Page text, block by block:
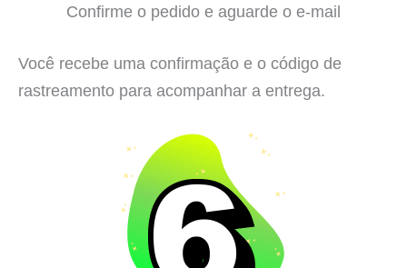
Confirme o pedido e aguarde o e-mail
Você recebe uma confirmação e o código de
rastreamento para acompanhar a entrega.